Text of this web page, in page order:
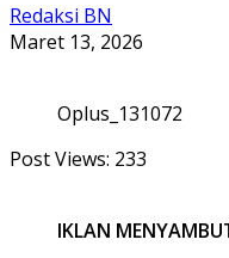
Redaksi BN
Maret 13, 2026
Oplus_131072
Post Views: 233
IKLAN